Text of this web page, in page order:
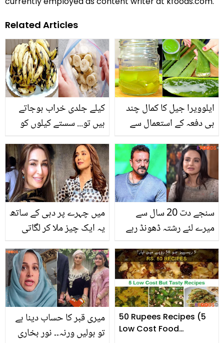
Related Articles
کیلے جلدی خراب ہوجاتے
ہیں تو... سستے کیلوں کو
طریقے جو انہیں کبھی کالا
نہیں ہونے دیں گے
ایلوویرا جیل کا کمال چند
ہی دفعہ کے استعمال سے
مدافعتی نظام سر اور
چہرے کے 8 مسائل پر قابو،
آزما کر دیکھ لیں
میں چہرے پر دہی کے ساتھ
یہ ایک چیز ملا کر لگاتی
اداکارائیں اپنی خوبصورتی
کو برقرار رکھنے کے لئے کیا
کرتی ہیں؟
سنجے دت 20 سال سے
میرے لئے رشتہ ڈھونڈ رہے
پٹیل کی شادی کیوں کروانا
چاہتے ہیں؟
میری قبر کا حساب دینا ہے
تو بولیں ورنہ۔۔ نور بخاری
50 Rupees Recipes (5
Low Cost Food